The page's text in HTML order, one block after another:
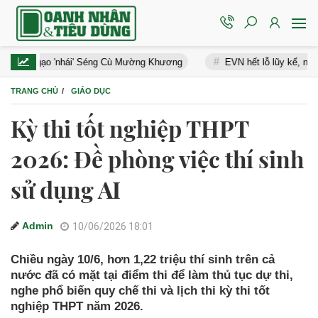
Séng Cù Mường Khương EVN hết lỗ lũy kế, nhiều doanh
TRANG CHỦ GIÁO DỤC
Kỳ thi tốt nghiệp THPT
2026: Đề phòng việc thí sinh
sử dụng AI
Admin 10/06/2026 18:01
Chiều ngày 10/6, hơn 1,22 triệu thí sinh trên cả
nước đã có mặt tại điểm thi để làm thủ tục dự thi,
nghe phổ biến quy chế thi và lịch thi kỳ thi tốt
nghiệp THPT năm 2026.